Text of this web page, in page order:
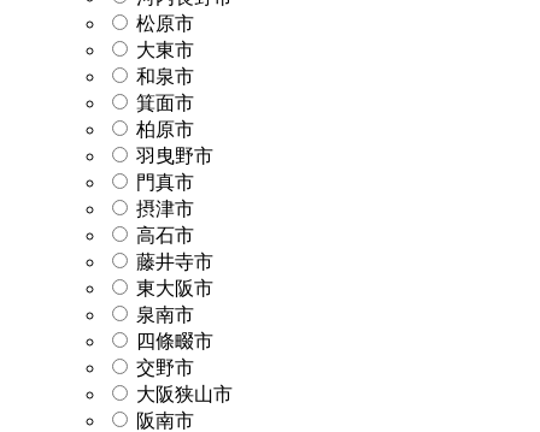
松原市
大東市
和泉市
箕面市
柏原市
羽曳野市
門真市
摂津市
高石市
藤井寺市
東大阪市
泉南市
四條畷市
交野市
大阪狭山市
阪南市